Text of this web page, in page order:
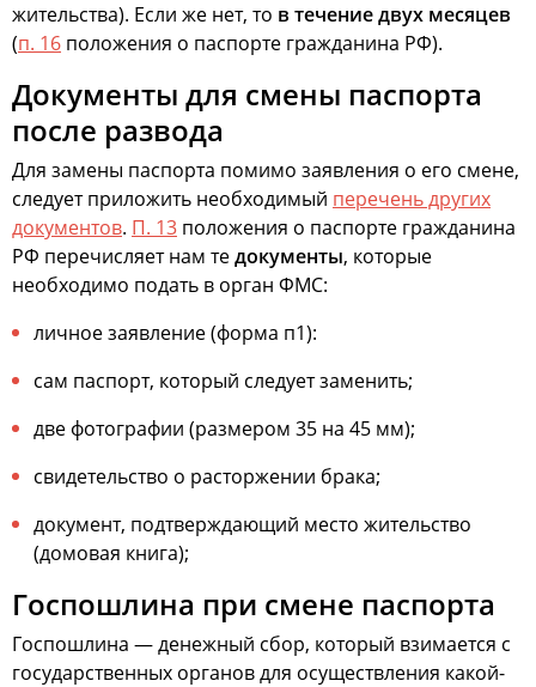
жительства). Если же нет, то в течение двух месяцев
(п. 16 положения о паспорте гражданина РФ).
Документы для смены паспорта
после развода
Для замены паспорта помимо заявления о его смене,
следует приложить необходимый перечень других
документов. П. 13 положения о паспорте гражданина
РФ перечисляет нам тедокументы, которые
необходимо подать в орган ФМС:
личное заявление (форма п1):
сам паспорт, который следует заменить;
две фотографии (размером 35 на 45 мм);
свидетельство о расторжении брака;
документ, подтверждающий место жительство
(домовая книга);
Госпошлина при смене паспорта
Госпошлина — денежный сбор, который взимается с
государственных органов для осуществления какой-